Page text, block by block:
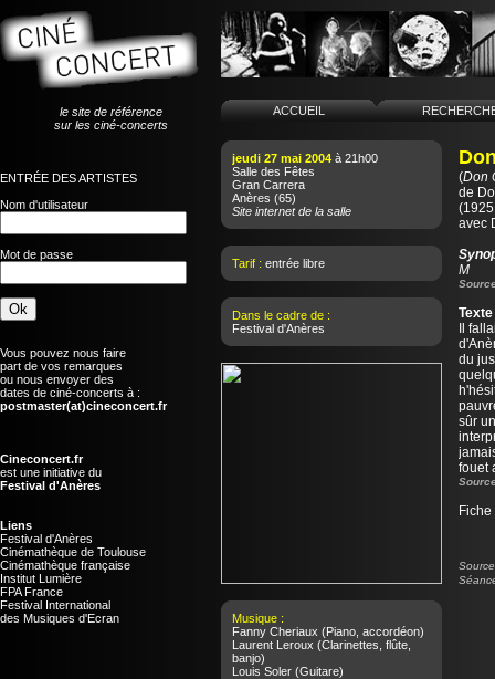
le site de référence
sur les ciné-concerts
ENTRÉE DES ARTISTES
Nom d'utilisateur
Mot de passe
Vous pouvez nous faire
part de vos remarques
ou nous envoyer des
dates de ciné-concerts à :
postmaster(at)cineconcert.fr
Cineconcert.fr
est une initiative du
Festival d'Anères
Liens
Festival d'Anères
Cinémathèque de Toulouse
Cinémathèque française
Institut Lumière
FPA France
Festival International
des Musiques d'Ecran
ACCUEIL
jeudi 27 mai 2004 à 21h00
Salle des Fêtes
Gran Carrera
Anères (65)
Site internet de la salle
Tarif : entrée libre
Dans le cadre de :
Festival d'Anères
Musique :
Fanny Cheriaux (Piano, accordéon)
Laurent Leroux (Clarinettes, flûte,
banjo)
Louis Soler (Guitare)
(Don
de
avec
M
Il
du
sûr
fouet